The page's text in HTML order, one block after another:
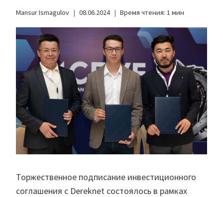
Mansur Ismagulov 08.06.2024 Время чтения: 1 мин
Торжественное подписание инвестиционного
соглашения с Dereknet состоялось в рамках